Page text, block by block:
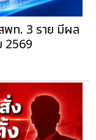
ท. 3 ราย มีผล
2569